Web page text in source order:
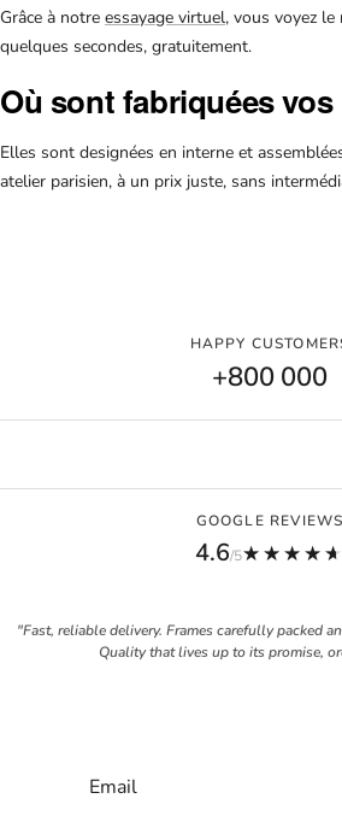
Grâce à notre essayage virtuel, vous voyez
quelques secondes, gratuitement.
Où sont fabriquées
Elles sont designées en interne et
atelier parisien, à un prix juste, sans
HAPPY
+800 000
GOOGLE REVIEWS
4.6/5★★★★★
★★★★★
"Fast, reliable delivery. Frames carefully packed
Quality that lives up to its promise,